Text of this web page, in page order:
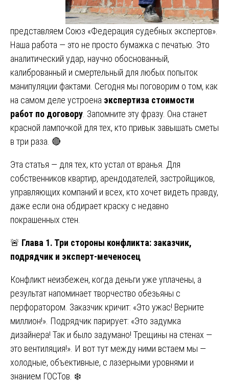
представляем Союз «Федерация судебных экспертов».
Наша работа — это не просто бумажка с печатью. Это
аналитический удар, научно обоснованный,
калиброванный и смертельный для любых попыток
манипуляции фактами. Сегодня мы поговорим о том, как
на самом деле устроена экспертиза стоимости
работ по договору . Запомните эту фразу. Она станет
красной лампочкой для тех, кто привык завышать сметы
в три раза. 🔴
Эта статья — для тех, кто устал от вранья. Для
собственников квартир, арендодателей, застройщиков,
управляющих компаний и всех, кто хочет видеть правду,
даже если она обдирает краску с недавно
покрашенных стен.
🚨 Глава 1. Три стороны конфликта: заказчик,
подрядчик и эксперт-меченосец
Конфликт неизбежен, когда деньги уже уплачены, а
результат напоминает творчество обезьяны с
перфоратором. Заказчик кричит: «Это ужас! Верните
миллион!». Подрядчик парирует: «Это задумка
дизайнера! Так и было задумано! Трещины на стенах —
это вентиляция!». И вот тут между ними встаем мы —
холодные, объективные, с лазерными уровнями и
знанием ГОСТов. ❄️